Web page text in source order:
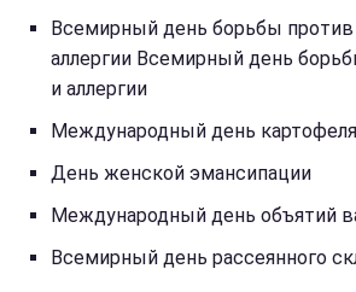
Всемирный день борьбы
аллергии Всемирный день
и аллергии
Международный день картофеля
День женской эмансипации
Международный день объятий
Всемирный день рассеянного